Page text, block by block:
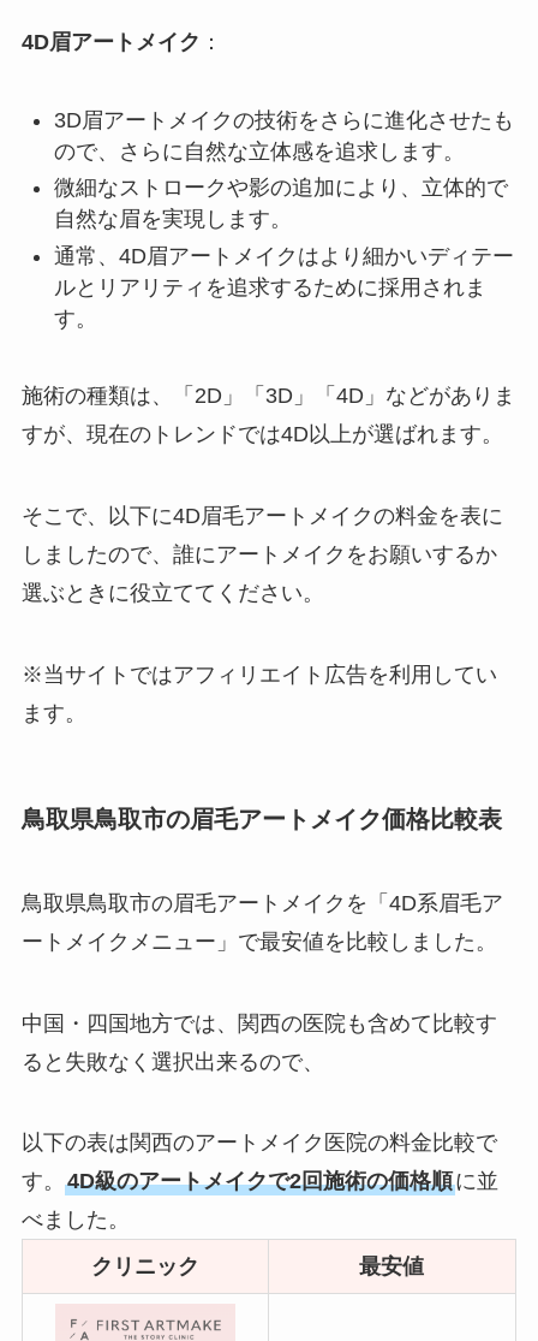
4D眉アートメイク ：
3D眉アートメイクの技術をさらに進化させたも
ので、さらに自然な立体感を追求します。
微細なストロークや影の追加により、立体的で
自然な眉を実現します。
通常、4D眉アートメイクはより細かいディテー
ルとリアリティを追求するために採用されま
す。
施術の種類は、「2D」「3D」「4D」などがありま
すが、現在のトレンドでは4D以上が選ばれます。
そこで、以下に4D眉毛アートメイクの料金を表に
しましたので、誰にアートメイクをお願いするか
選ぶときに役立ててください。
※当サイトではアフィリエイト広告を利用してい
ます。
鳥取県鳥取市の眉毛アートメイク価格比較表
鳥取県鳥取市の眉毛アートメイクを「4D系眉毛ア
ートメイクメニュー」で最安値を比較しました。
中国・四国地方では、関西の医院も含めて比較す
ると失敗なく選択出来るので、
以下の表は関西のアートメイク医院の料金比較で
す。 4D級のアートメイクで2回施術の価格順に並
べました。
クリニック
最安値